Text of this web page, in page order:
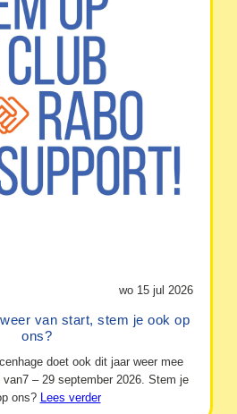
wo 15 jul 2026
van start, stem je ook op
ons?
doet ook dit jaar weer mee
– 29 september 2026. Stem je
ons? Lees verder